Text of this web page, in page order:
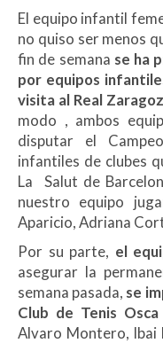
El equipo infantil
no quiso ser menos
fin de semana se ha
por equipos
visita al Real
modo , ambos
disputar el
infantiles de clubes
La Salut de
nuestro equipo
Aparicio, Adriana
Por su parte, el
asegurar la
semana pasada, se
Club de Tenis
Alvaro Montero, Ibai